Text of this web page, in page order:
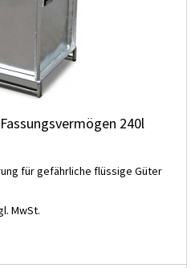
240l
für gefährliche flüssige Güter
MwSt.